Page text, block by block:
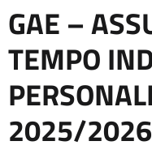
GAE –
TEMPO
2025/